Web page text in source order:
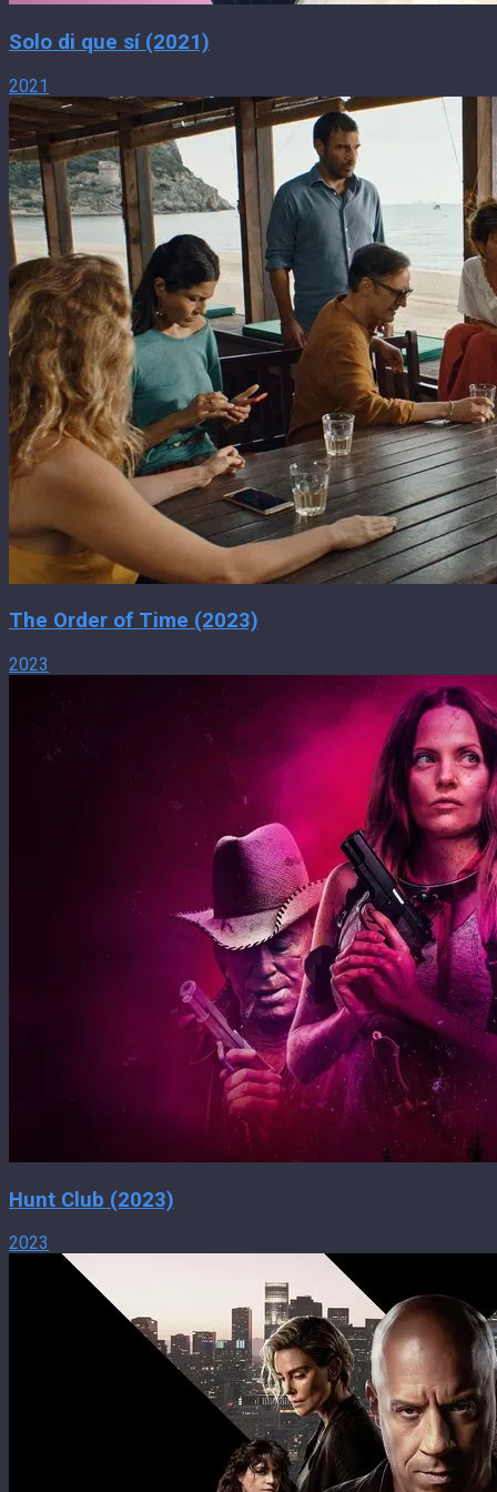
Solo di que sí (2021)
2021
The Order of Time (2023)
2023
Hunt Club (2023)
2023